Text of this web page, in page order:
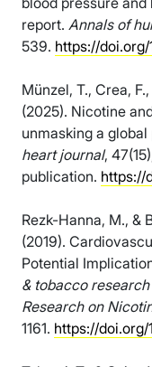
report. Annals of
539. https://
Münzel, T., Crea,
(2025). Nicotine
unmasking a
heart journal,
publication. https://
Rezk-Hanna, M., &
(2019).
Potential
& tobacco
Research on
1161. https://